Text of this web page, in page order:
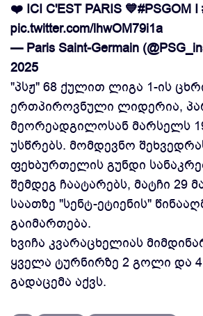
❤️ ICI C'EST PARIS 💙#PSGOM I
pic.twitter.com/lhwOM79i1a
— Paris Saint-Germain
2025
"პსჟ" 68 ქულით ლიგა 1-ის
ერთპიროვნული ლიდერია,
მეორეადგილოსან მარსელს
უსწრებს. მომდევნო
ფეხბურთელის გუნდი
შემდეგ ჩაატარებს, მატჩი 29
საათზე "სენტ-ეტიენის"
გაიმართება.
ხვიჩა კვარაცხელიას
ყველა ტურნირზე 2 გოლი და
გადაცემა აქვს.